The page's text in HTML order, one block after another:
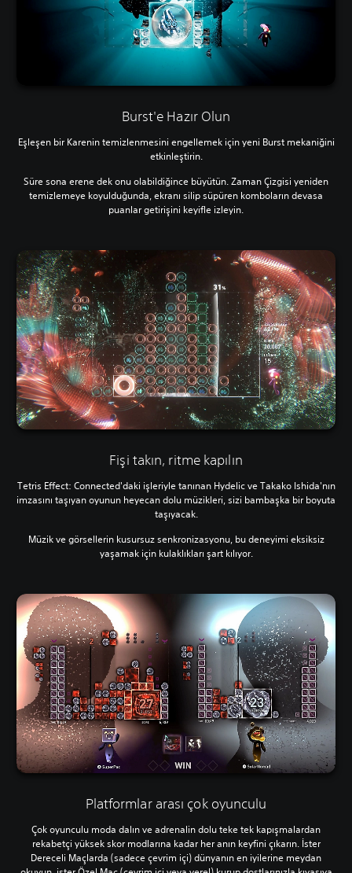
Burst'e Hazır Olun
Eşleşen bir Karenin temizlenmesini engellemek için yeni Burst mekaniğini
etkinleştirin.
Süre sona erene dek onu olabildiğince büyütün. Zaman Çizgisi yeniden
temizlemeye koyulduğunda, ekranı silip süpüren komboların devasa
puanlar getirişini keyifle izleyin.
Fişi takın, ritme kapılın
Tetris Effect: Connected'daki işleriyle tanınan Hydelic ve Takako Ishida'nın
imzasını taşıyan oyunun heyecan dolu müzikleri, sizi bambaşka bir boyuta
taşıyacak.
Müzik ve görsellerin kusursuz senkronizasyonu, bu deneyimi eksiksiz
yaşamak için kulaklıkları şart kılıyor.
Platformlar arası çok oyunculu
Çok oyunculu moda dalın ve adrenalin dolu teke tek kapışmalardan
rekabetçi yüksek skor modlarına kadar her anın keyfini çıkarın. İster
Dereceli Maçlarda (sadece çevrim içi) dünyanın en iyilerine meydan